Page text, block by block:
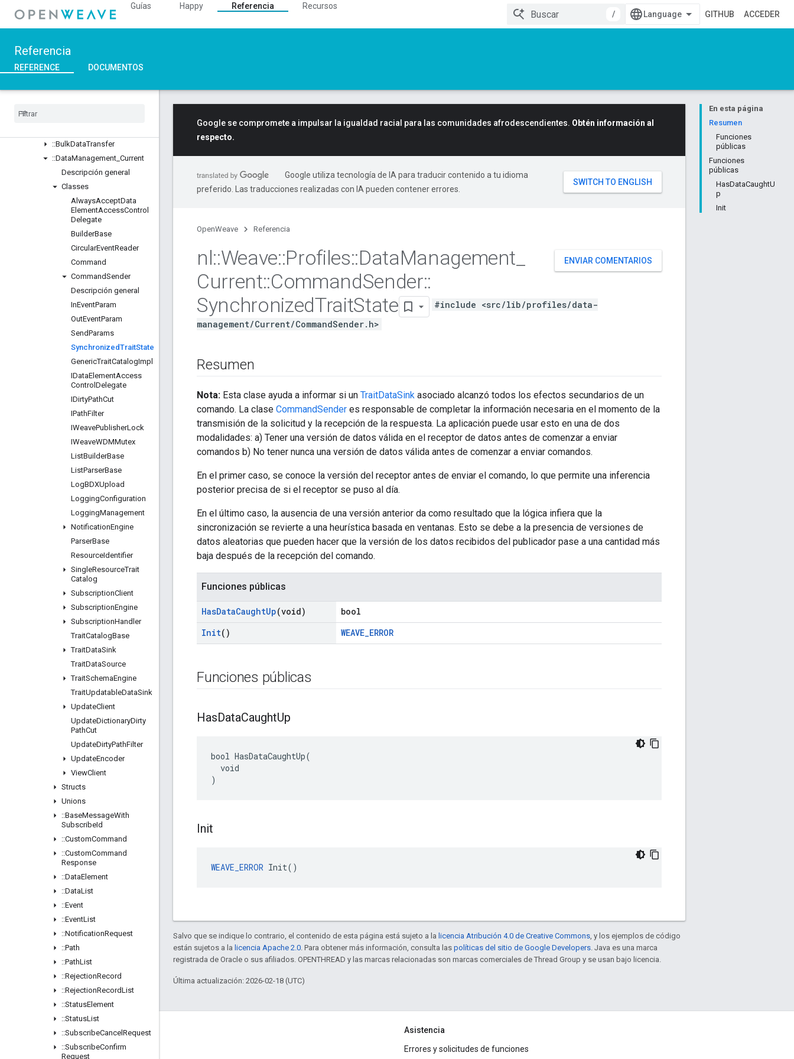
Guías Happy Referencia
Recursos
/
GITHUB ACCEDER
Referencia
REFERENCE DOCUMENTOS
::ASN1
::Crypto
::DeviceLayer
::Profiles
::BulkDataTransfer
::DataManagement Current
Descripción general
Classes
AlwaysAcceptData
ElementAccessControl
Delegate
BuilderBase
CircularEventReader
Command
CommandSender
Descripción general
InEventParam
OutEventParam
SendParams
SynchronizedTraitState
GenericTraitCatalogImpl
IDataElementAccess
Control Delegate
IDirtyPathCut
IPathFilter
IWeavePublisherLock
IWeaveWDMMutex
ListBuilderBase
ListParserBase
LogBDXUpload
LoggingConfiguration
LoggingManagement
NotificationEngine
ParserBase
ResourceIdentifier
SingleResourceTrait
Catalog
SubscriptionClient
SubscriptionEngine
SubscriptionHandler
TraitCatalogBase
TraitDataSink
TraitDataSource
TraitSchemaEngine
TraitUpdatableDataSink
UpdateClient
UpdateDictionaryDirty
PathCut
UpdateDirtyPathFilter
UpdateEncoder
ViewClient
Structs
Unions
::BaseMessageWith
SubscribeId
::CustomCommand
::CustomCommand
Response
::DataElement
::DataList
::Event
::EventList
::NotificationRequest
::Path
::PathList
::RejectionRecord
::RejectionRecordList
::StatusElement
::StatusList
::SubscribeCancel Request
::SubscribeConfirm
Request
En esta página
Resumen
Funciones
públicas
Funciones
públicas
HasDataCaughtU
p
Init
Google se compromete a impulsar la igualdad racial para las comunidades afrodescendientes. Obtén información al
respecto.
Google utiliza tecnología de IA para traducir contenido a tu idioma
preferido. Las traducciones realizadas con IA pueden contener errores.
OpenWeave Referencia
ENVIAR COMENTARIOS
nl::Weave::Profiles::DataManagement
Current::CommandSender::
SynchronizedTraitState
#include <src/lib/profiles/data-
management/Current/CommandSender.h>
Resumen
Nota: Esta clase ayuda a informar si un TraitDataSink asociado alcanzó todos los efectos secundarios de un
comando. La clase CommandSender es responsable de completar la información necesaria en el momento de la
transmisión de la solicitud y la recepción de la respuesta. La aplicación puede usar esto en una de dos
modalidades: a) Tener una versión de datos válida en el receptor de datos antes de comenzar a enviar
comandos b) No tener nunca una versión de datos válida antes de comenzar a enviar comandos.
En el primer caso, se conoce la versión del receptor antes de enviar el comando, lo que permite una inferencia
posterior precisa de si el receptor se puso al día.
En el último caso, la ausencia de una versión anterior da como resultado que la lógica infiera que la
sincronización se revierte a una heurística basada en ventanas. Esto se debe a la presencia de versiones de
datos aleatorias que pueden hacer que la versión de los datos recibidos del publicador pase a una cantidad más
baja después de la recepción del comando.
Funciones públicas
HasDataCaughtUp(void)
bool
Init() WEAVE_ERROR
Funciones públicas
HasDataCaughtUp
bool HasDataCaughtUp(
  void
)
Init
WEAVE_ERROR Init()
Salvo que se indique lo contrario, el contenido de esta página está sujeto a la licencia Atribución 4.0 de Creative Commons, y los ejemplos de código
están sujetos a la licencia Apache 2.0. Para obtener más información, consulta las políticas del sitio de Google Developers. Java es una marca
registrada de Oracle o sus afiliados. OPENTHREAD y las marcas relacionadas son marcas comerciales de Thread Group y se usan bajo licencia.
Última actualización: 2026-02-18 (UTC)
OpenWeave
Asistencia
Errores y solicitudes de funciones